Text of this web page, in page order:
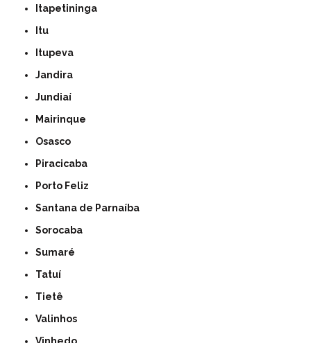
Itapetininga
Itu
Itupeva
Jandira
Jundiaí
Mairinque
Osasco
Piracicaba
Porto Feliz
Santana de Parnaíba
Sorocaba
Sumaré
Tatuí
Tietê
Valinhos